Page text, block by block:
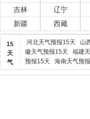
吉林
辽宁
新疆
西藏
15
天
气
河北天气预报15天 山
徽天气预报15天
福建
预报15天
海南天气预